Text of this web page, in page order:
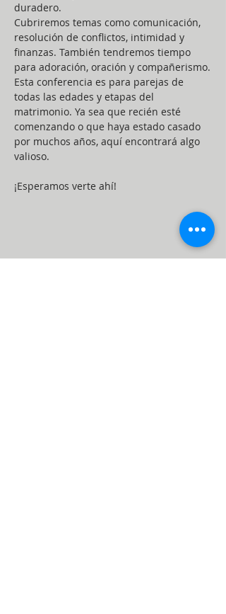
duradero.
Cubriremos temas como comunicación,
resolución de conflictos, intimidad y
finanzas. También tendremos tiempo
para adoración, oración y compañerismo.
Esta conferencia es para parejas de
todas las edades y etapas del
matrimonio. Ya sea que recién esté
comenzando o que haya estado casado
por muchos años, aquí encontrará algo
valioso.
¡Esperamos verte ahí!